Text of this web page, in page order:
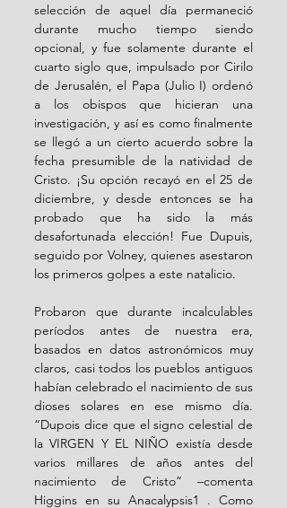
selección de aquel día permaneció
durante mucho tiempo siendo
opcional, y fue solamente durante el
cuarto siglo que, impulsado por Cirilo
de Jerusalén, el Papa (Julio I) ordenó
a los obispos que hicieran una
investigación, y así es como finalmente
se llegó a un cierto acuerdo sobre la
fecha presumible de la natividad de
Cristo. ¡Su opción recayó en el 25 de
diciembre, y desde entonces se ha
probado que ha sido la más
desafortunada elección! Fue Dupuis,
seguido por Volney, quienes asestaron
los primeros golpes a este natalicio.
Probaron que durante incalculables
períodos antes de nuestra era,
basados en datos astronómicos muy
claros, casi todos los pueblos antiguos
habían celebrado el nacimiento de sus
dioses solares en ese mismo día.
“Dupois dice que el signo celestial de
la VIRGEN Y EL NIÑO existía desde
varios millares de años antes del
nacimiento de Cristo” –comenta
Higgins en su Anacalypsis1 . Como